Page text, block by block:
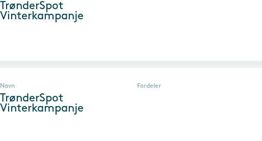
TrønderSpot
Vinterkampanje
Navn
TrønderSpot
Vinterkampanje
Fordeler